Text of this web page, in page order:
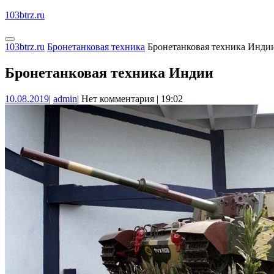
Перейти
содержимому
103btrz.ru
Кнопка
Открыть
КНОПКА
103btrz.ru Бронетанковая техника Бронетанковая техника
Бронетанковая техника Индии
10.08.201910.08.2019
| adminadmin
| Нет комментария | 19:02